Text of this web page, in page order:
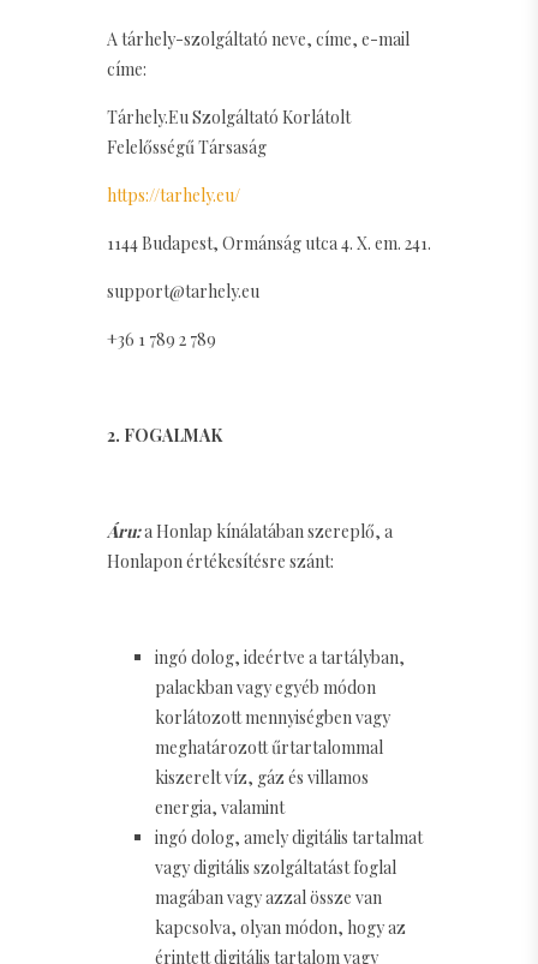
A tárhely-szolgáltató neve, címe, e-mail
címe:
Tárhely.Eu Szolgáltató Korlátolt
Felelősségű Társaság
https://tarhely.eu/
1144 Budapest, Ormánság utca 4. X. em. 241.
support@tarhely.eu
+36 1 789 2 789
2. FOGALMAK
Áru:a Honlap kínálatában szereplő, a
Honlapon értékesítésre szánt:
ingó dolog, ideértve a tartályban,
palackban vagy egyéb módon
korlátozott mennyiségben vagy
meghatározott űrtartalommal
kiszerelt víz, gáz és villamos
energia, valamint
ingó dolog, amely digitális tartalmat
vagy digitális szolgáltatást foglal
magában vagy azzal össze van
kapcsolva, olyan módon, hogy az
érintett digitális tartalom vagy